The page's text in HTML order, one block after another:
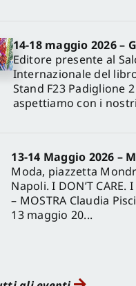
14-18 maggio 2026 –
Editore presente al
Internazionale del
Stand F23 Padiglione
aspettiamo con i
13-14 Maggio 2026 –
Moda, piazzetta
Napoli. I DON’T CARE.
– MOSTRA Claudia
13 maggio 20...